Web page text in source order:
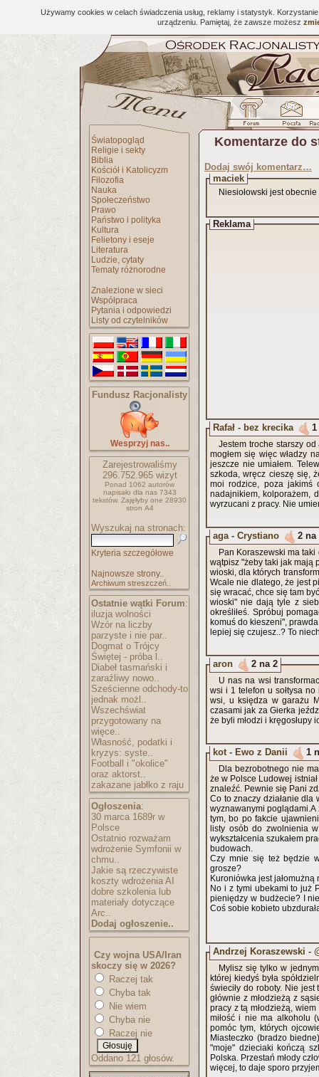
Używamy cookies w celach świadczenia usług, reklamy i statystyk.
urządzeniu. Pamiętaj, że zawsze możesz
Światopogląd
Religie i sekty
Biblia
Kościół i Katolicyzm
Filozofia
Nauka
Społeczeństwo
Prawo
Państwo i polityka
Kultura
Felietony i eseje
Literatura
Ludzie, cytaty
Tematy różnorodne
Znalezione w sieci
Współpraca
Pytania i odpowiedzi
Listy od czytelników
Fundusz Racjonalisty
Wesprzyj nas..
Zarejestrowaliśmy
296.752.965wizyt
Ponad 1062 autorów
napisało dla nas 7343
tekstów. Zajęłyby one 28930
stron A4
Wyszukaj na stronach:
Kryteria szczegółowe
Najnowsze strony..
Archiwum streszczeń..
Ostatnie wątki Forum:
iluzja wolności
Wzór na liczby
parzyste i nie par..
Dogmat o Trójcy
Świętej - próba l..
Diabeł tasmański i
zaraźliwy nowo..
Sześcienne odchody-to
jednak możl..
Wszechświat
przygotowany na
więce..
Własność, podatki i
kryzys: syste..
Football i "okolice"
oraz aktorst..
zakazane jabłko z raju
Ogłoszenia:
30 marca 1689r w
Polsce
Ostatnio rozważam
wdrożenie Symfonii w
chmu..
Jakie są rzeczywiste
koszty wdrożenia AI
dobre szkolenia lub
materiały dotyczące
Arc..
Dodaj ogłoszenie..
Czy wojna USA/Iran
skoczy się w 2026?
Raczej tak
Chyba tak
Nie wiem
Chyba nie
Raczej nie
Oddano 121 głosów.
Komentarze do
Dodaj swój komentarz…
maciek
Niesiołowski jest
Reklama
Rafał - bez krecika
Jestem troche starszy
mogłem się więc władzy
jeszcze nie umiałem.
szkoda, wręcz cieszę się,
moi rodzice, poza jakimś
nadajnikiem, kolporażem,
wyrzucani z pracy. Nie
aga - Crystiano 2 na
Pan Koraszewski ma
wątpisz "żeby taki jak mają
wioski, dla których
Wcale nie dlatego, że jest
się wracać, chce się tam
wioski" nie dają tyle z
określiłeś. Spróbuj
komuś do kieszeni",
lepiej się czujesz..? To
aron 2 na 2
U nas na wsi
wsi i 1 telefon u sołtysa
wsi, u księdza w garażu
czasami jak za Gierka
że byli młodzi i kręgosłupy
kot - Ewo z Danii 1
Dla bezrobotnego nie
że w Polsce Ludowej
znaleźć. Pewnie się Pani
Co to znaczy działanie dla
wyznawanymi poglądami.A
tym, bo po fakcie
listy osób do zwolnienia
wykształcenia szukałem
budowach.
Czy mnie się też będzie
grosze?
Kuroniówka jest
No i z tymi ubekami to już
pieniędzy w budżecie? I
Coś sobie kobieto
Andrzej Koraszewski -
Mylisz się tylko w
której kiedyś była
świeciły do roboty. Nie
głównie z młodzieżą z
pracy z tą młodzieżą,
miłość i nie ma alkoholu
pomóc tym, których
Miasteczko (bradzo
"moje" dzieciaki kończą
Polska. Przestań młody
więcej, to daje sporo